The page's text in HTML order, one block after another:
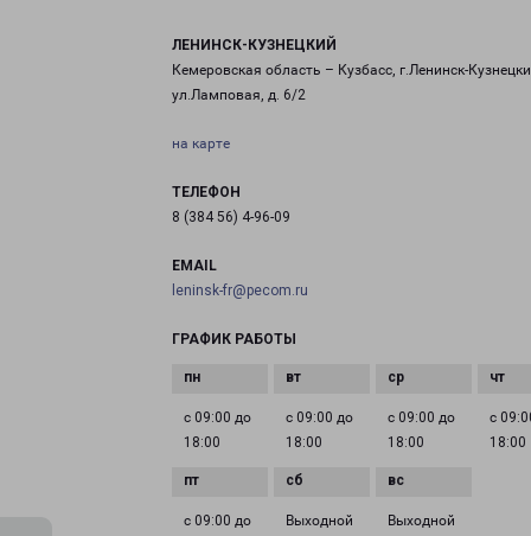
ЛЕНИНСК-КУЗНЕЦКИЙ
Кемеровская область – Кузбасс, г.Ленинск-
ул.Ламповая, д. 6/2
на карте
ТЕЛЕФОН
8 (384 56) 4-96-09
EMAIL
leninsk-fr@pecom.ru
ГРАФИК РАБОТЫ
с 09:00 до
18:00
с 09:00 до
18:00
с 09:00 до
18:00
с
18:00
с 09:00 до
Выходной Выходной